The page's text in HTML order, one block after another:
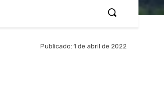
Publicado: 1 de abril de 2022